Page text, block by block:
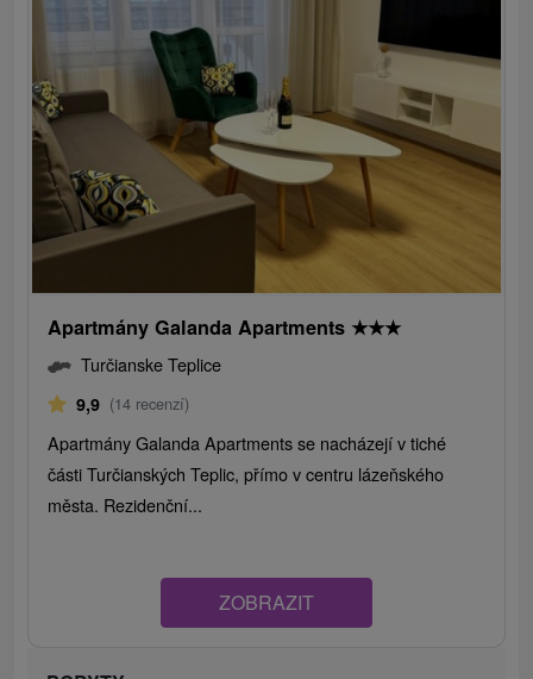
Apartmány Galanda Apartments ★★★
Turčianske Teplice
9,9 (14 recenzí)
Apartmány Galanda Apartments se nacházejí v tiché
části Turčianských Teplic, přímo v centru lázeňského
města. Rezidenční...
ZOBRAZIT